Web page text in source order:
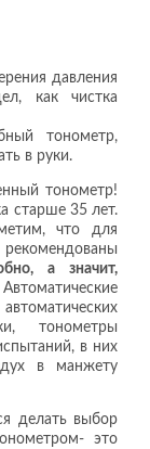
давления
как чистка
тонометр,
в руки.
тонометр!
старше 35 лет.
что для
а значит,
Автоматические
тонометры
в них
в манжету
делать выбор
это